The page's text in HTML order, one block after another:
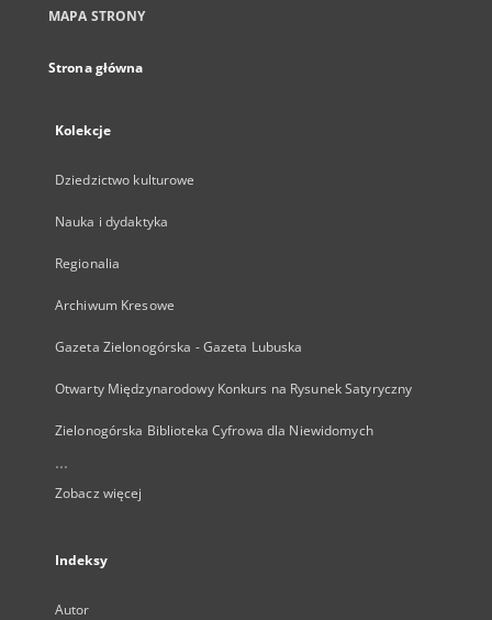
MAPA STRONY
Strona główna
Kolekcje
Dziedzictwo kulturowe
Nauka i dydaktyka
Regionalia
Archiwum Kresowe
Gazeta Zielonogórska - Gazeta Lubuska
Otwarty Międzynarodowy Konkurs na Rysunek Satyryczny
Zielonogórska Biblioteka Cyfrowa dla Niewidomych
...
Zobacz więcej
Indeksy
Autor